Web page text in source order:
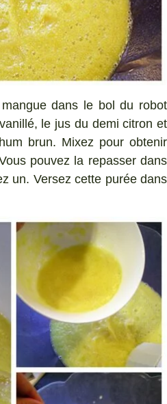
dans le bol du robot
le jus du demi citron et
brun. Mixez pour obtenir
pouvez la repasser dans
un. Versez cette purée dans